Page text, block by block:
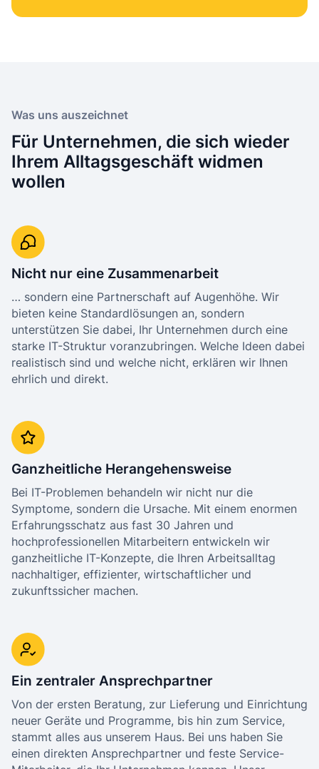
Was uns auszeichnet
Für Unternehmen, die sich wieder
Ihrem Alltagsgeschäft widmen
wollen
Nicht nur eine Zusammenarbeit
… sondern eine Partnerschaft auf Augenhöhe. Wir
bieten keine Standardlösungen an, sondern
unterstützen Sie dabei, Ihr Unternehmen durch eine
starke IT-Struktur voranzubringen. Welche Ideen dabei
realistisch sind und welche nicht, erklären wir Ihnen
ehrlich und direkt.
Ganzheitliche Herangehensweise
Bei IT-Problemen behandeln wir nicht nur die
Symptome, sondern die Ursache. Mit einem enormen
Erfahrungsschatz aus fast 30 Jahren und
hochprofessionellen Mitarbeitern entwickeln wir
ganzheitliche IT-Konzepte, die Ihren Arbeitsalltag
nachhaltiger, effizienter, wirtschaftlicher und
zukunftssicher machen.
Ein zentraler Ansprechpartner
Von der ersten Beratung, zur Lieferung und Einrichtung
neuer Geräte und Programme, bis hin zum Service,
stammt alles aus unserem Haus. Bei uns haben Sie
einen direkten Ansprechpartner und feste Service-